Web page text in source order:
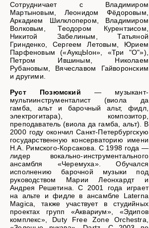
Сотрудничает с Владимиром
Мартыновым, Леонидом Фёдоровым,
Аркадием Шилклопером, Владимиром
Волковым, Теодором Курентзисом,
Никитой Забелиным, Татьяной
Гринденко, Сергеем Летовым, Юрием
Парфеновым («АукцЫон», «Три "О"»),
Петром Ившиным, Николаем
Рубановым, Вячеславом Гайворонским
и другими.
Руст Позюмский — музыкант-
мультиинструменталист (виола да
гамба, альт и барочный альт, фидл,
электрогитара), композитор,
преподаватель (виола да гамба, альт). В
2000 году окончил Санкт-Петербургскую
государственную консерваторию имени
Н.А. Римского-Корсакова. С 1998 года —
лидер вокально-инструментального
ансамбля «Черемуха». Обучался
исполнению барочной музыки под
руководством Марии Леонхардт и
Андрея Решетина. С 2001 года играет
на альте и фидле в ансамбле Laterna
Magica, также участвует в студийных
проектах групп «Аквариум», «Эдипов
комплекс», Duty Free Zone Orchestra,